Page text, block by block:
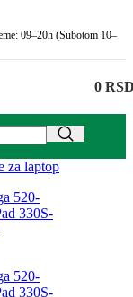
09–20h (Subotom 10–
0
za laptop